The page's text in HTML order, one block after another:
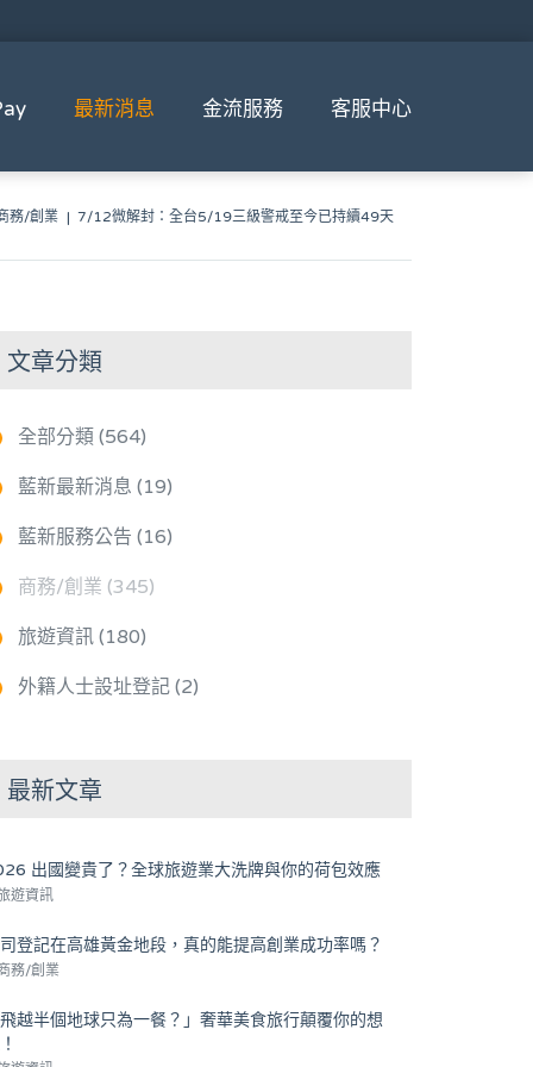
最新消息 金流服務 客服中心
務/創業 7/12微解封：全台5/19三級警戒至今已持續49天
文章分類
全部分類 (564)
藍新最新消息 (19)
藍新服務公告 (16)
商務/創業 (345)
旅遊資訊 (180)
外籍人士設址登記 (2)
最新文章
出國變貴了？全球旅遊業大洗牌與你的荷包效應
遊資訊
登記在高雄黃金地段，真的能提高創業成功率嗎？
務/創業
飛越半個地球只為一餐？」奢華美食旅行顛覆你的想